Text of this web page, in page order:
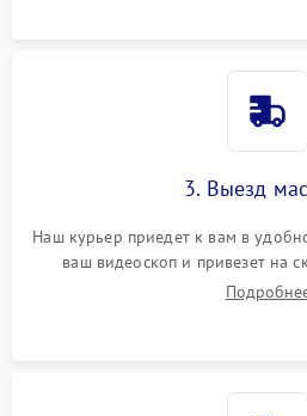
3. Выезд
Наш курьер приедет к вам в
ваш видеоскоп и привезет на